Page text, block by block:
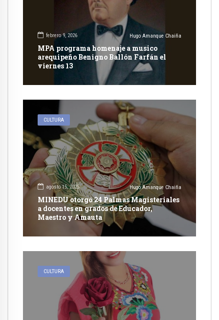
febrero 9, 2026 Hugo Amanque Chaiña
MPA programa homenaje a musico
arequipeño Benigno Ballón Farfán el
viernes 13
CULTURA
agosto 15, 2025 Hugo Amanque Chaiña
MINEDU otorgó 24 Palmas Magisteriales
a docentes en grados de Educador,
Maestro y Amauta
CULTURA